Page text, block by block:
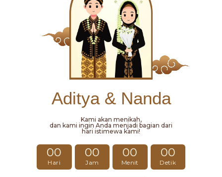
Aditya & Nanda
Kami akan menikah,
dan kami ingin Anda menjadi bagian dari
hari istimewa kami!
00
Hari
00
Jam
00
Menit
00
Detik